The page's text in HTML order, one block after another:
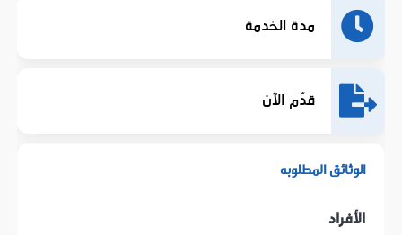
مدة الخدمة
قدّم الآن
الوثائق المطلوبه
الأفراد